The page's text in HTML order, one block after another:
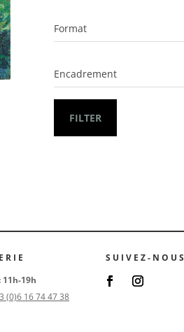
Format
Encadrement
FILTER
19h
(0)6 16 74 47 38
SUIVEZ-NOUS